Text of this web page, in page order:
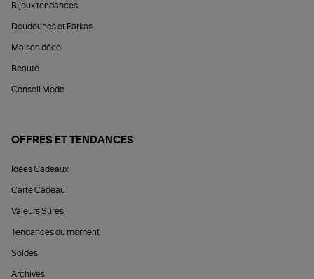
Bijoux tendances
Doudounes et Parkas
Maison déco
Beauté
Conseil Mode
OFFRES ET TENDANCES
Idées Cadeaux
Carte Cadeau
Valeurs Sûres
Tendances du moment
Soldes
Archives